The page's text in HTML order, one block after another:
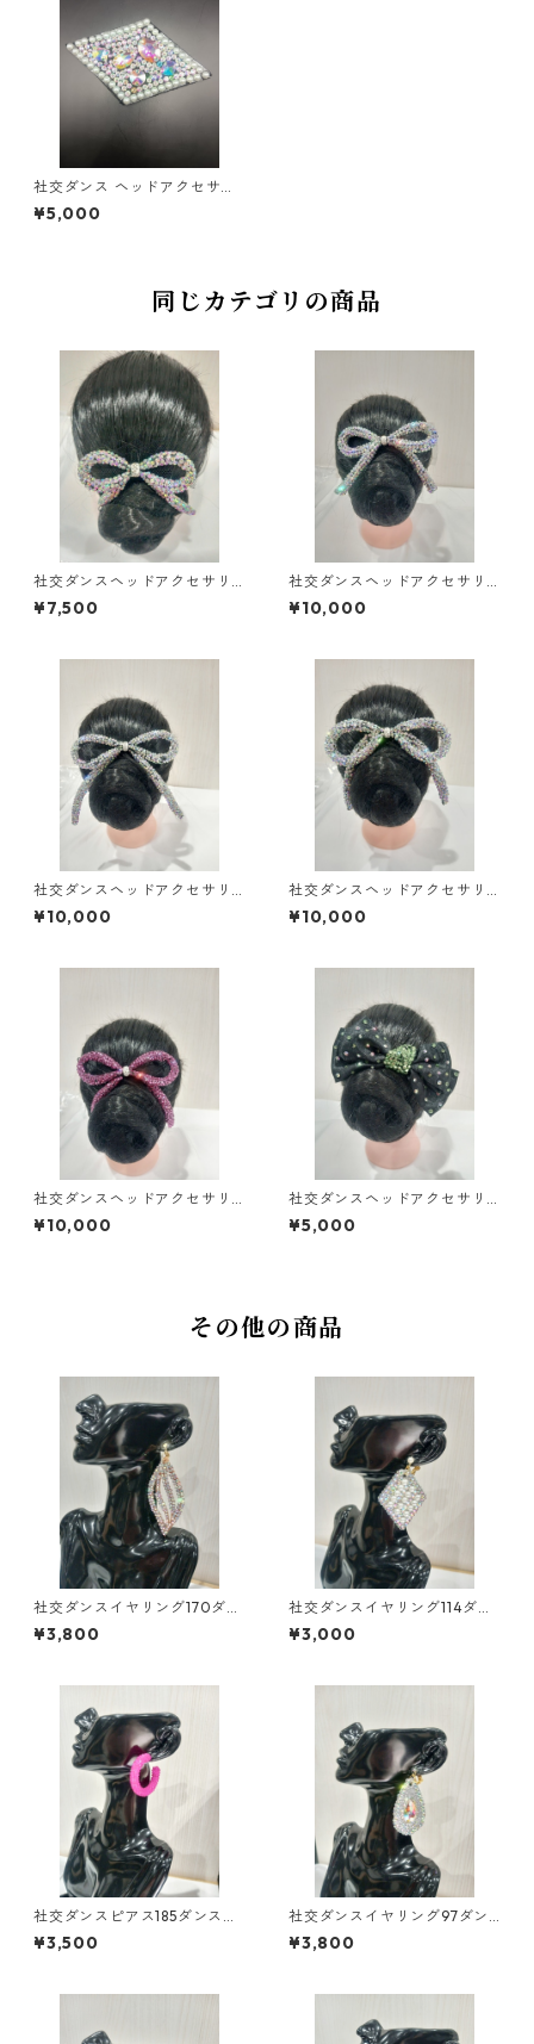
社交ダンス ヘッドアクセサリ
ーHA-10ダンスアクセサリー
ベリーダンス ブライダル アク
¥5,000
同じカテゴリの商品
社交ダンスヘッドアクセサリ
ーHA-62小ダンスアクセサリ
ーベリーダンスブライダルア
¥7,500
社交ダンスヘッドアクセサリ
ーHA-54中ダンスアクセサリ
ーベリーダンスブライダルア
¥10,000
社交ダンスヘッドアクセサリ
ーHA-61大ダンスアクセサリー
ベリーダンスブライダルアク
¥10,000
社交ダンスヘッドアクセサリ
ーHA-47大ダンスアクセサリ
ーベリーダンスブライダルア
¥10,000
社交ダンスヘッドアクセサリ
ーHA-52ダンスアクセサリー
ベリーダンスブライダルアク
¥10,000
社交ダンスヘッドアクセサリ
ーHA-75ミントグリーンダン
スアクセサリーベリーダンス
¥5,000
その他の商品
社交ダンスイヤリング170ダン
スアクセサリーベリーダンス
ブライダルアクセサリー
¥3,800
社交ダンスイヤリング114ダン
スアクセサリーベリーダンス
ブライダルアクセサリー
¥3,000
社交ダンスピアス185ダンスア
クセサリーベリーダンスブラ
イダルアクセサリー
¥3,500
社交ダンスイヤリング97ダン
スアクセサリーベリーダンス
ブライダルアクセサリー
¥3,800